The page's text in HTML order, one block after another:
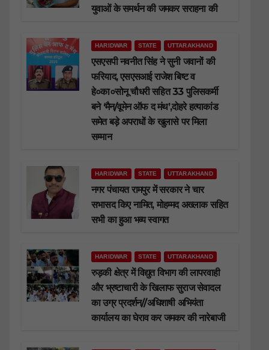
युवाओं के समर्थन की जमकर सराहना की
HARIDWAR STATE UTTARAKHAND
एसएसपी नवनीत सिंह ने सुनी जवानों की
फरियाद, एसएसआई राजेश बिष्ट व
हे०का०सोनू चौधरी सहित 33 पुलिसकर्मी
बने ‘मैन/वूमेन ऑफ द मंथ’,दोहरे हत्याकांड
समेत बड़े अपराधों के खुलासे पर मिला
सम्मान
HARIDWAR STATE UTTARAKHAND
नगर पंचायत रामपुर में सरकार ने चार
सभासद किए नामित, मोहम्मद अख्लाक सहित
सभी का हुआ भव्य स्वागत
HARIDWAR STATE UTTARAKHAND
रुड़की क्षेत्र में विद्युत विभाग की लापरवाही
और भ्रष्टाचारी के खिलाफ सुराज सेवादल
का उग्र प्रदर्शन//अधिशाषी अभियंता
कार्यालय का घेराव कर जमकर की नारेबाजी